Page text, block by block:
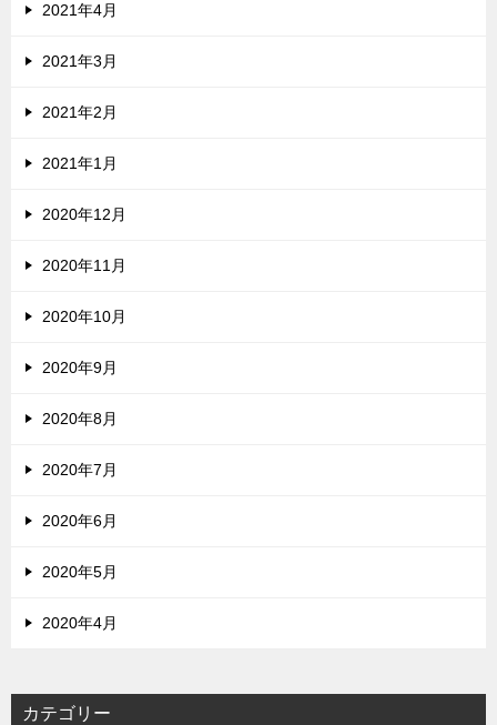
2021年4月
2021年3月
2021年2月
2021年1月
2020年12月
2020年11月
2020年10月
2020年9月
2020年8月
2020年7月
2020年6月
2020年5月
2020年4月
カテゴリー